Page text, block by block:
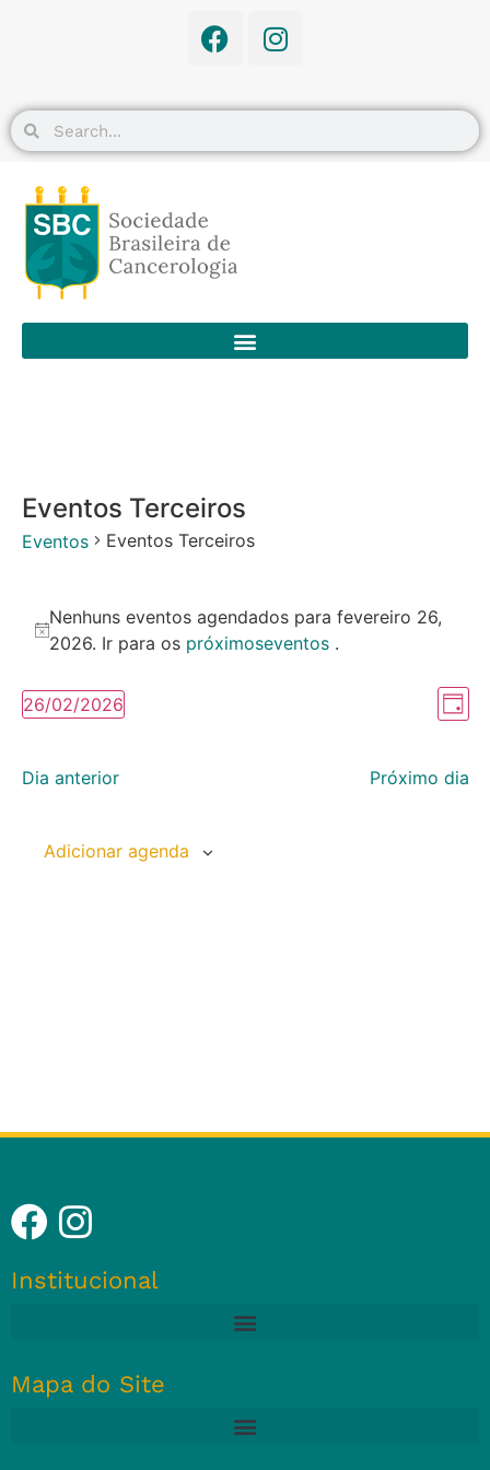
Eventos Terceiros
Eventos Eventos Terceiros
Notice
Nenhuns eventos agendados para fevereiro 26,
2026. Ir para os próximoseventos .
Dia
26/02/2026
Selecione
Dia anterior Próximo dia
Adicionar agenda
Institucional
Mapa do Site